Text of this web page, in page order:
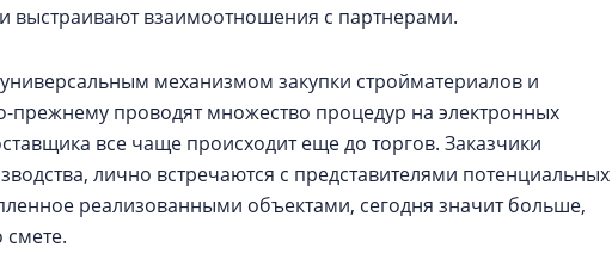
выстраивают взаимоотношения с партнерами.
механизмом закупки стройматериалов и
проводят множество процедур на электронных
все чаще происходит еще до торгов. Заказчики
лично встречаются с представителями потенциальных
реализованными объектами, сегодня значит больше,